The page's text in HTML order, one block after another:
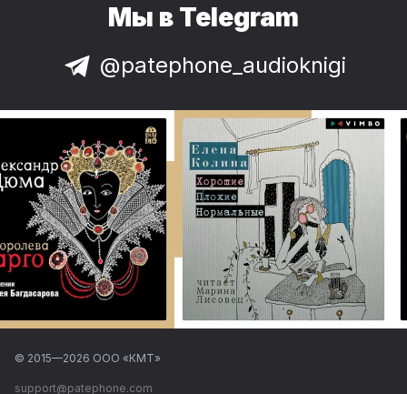
Мы в Telegram
@patephone_audioknigi
© 2015—2026 ООО «КМТ»
support@patephone.com